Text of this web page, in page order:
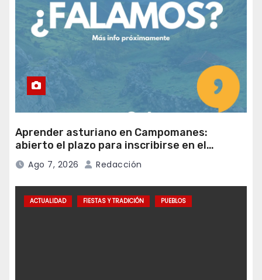
Aprender asturiano en Campomanes:
abierto el plazo para inscribirse en el
programa Falamos
Ago 7, 2026 Redacción
ACTUALIDAD FIESTAS Y TRADICIÓN PUEBLOS